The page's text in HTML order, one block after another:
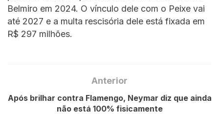
Belmiro em 2024. O vínculo dele com o Peixe vai
até 2027 e a multa rescisória dele está fixada em
R$ 297 milhões.
Anterior
Após brilhar contra Flamengo, Neymar diz que ainda
não está 100% fisicamente